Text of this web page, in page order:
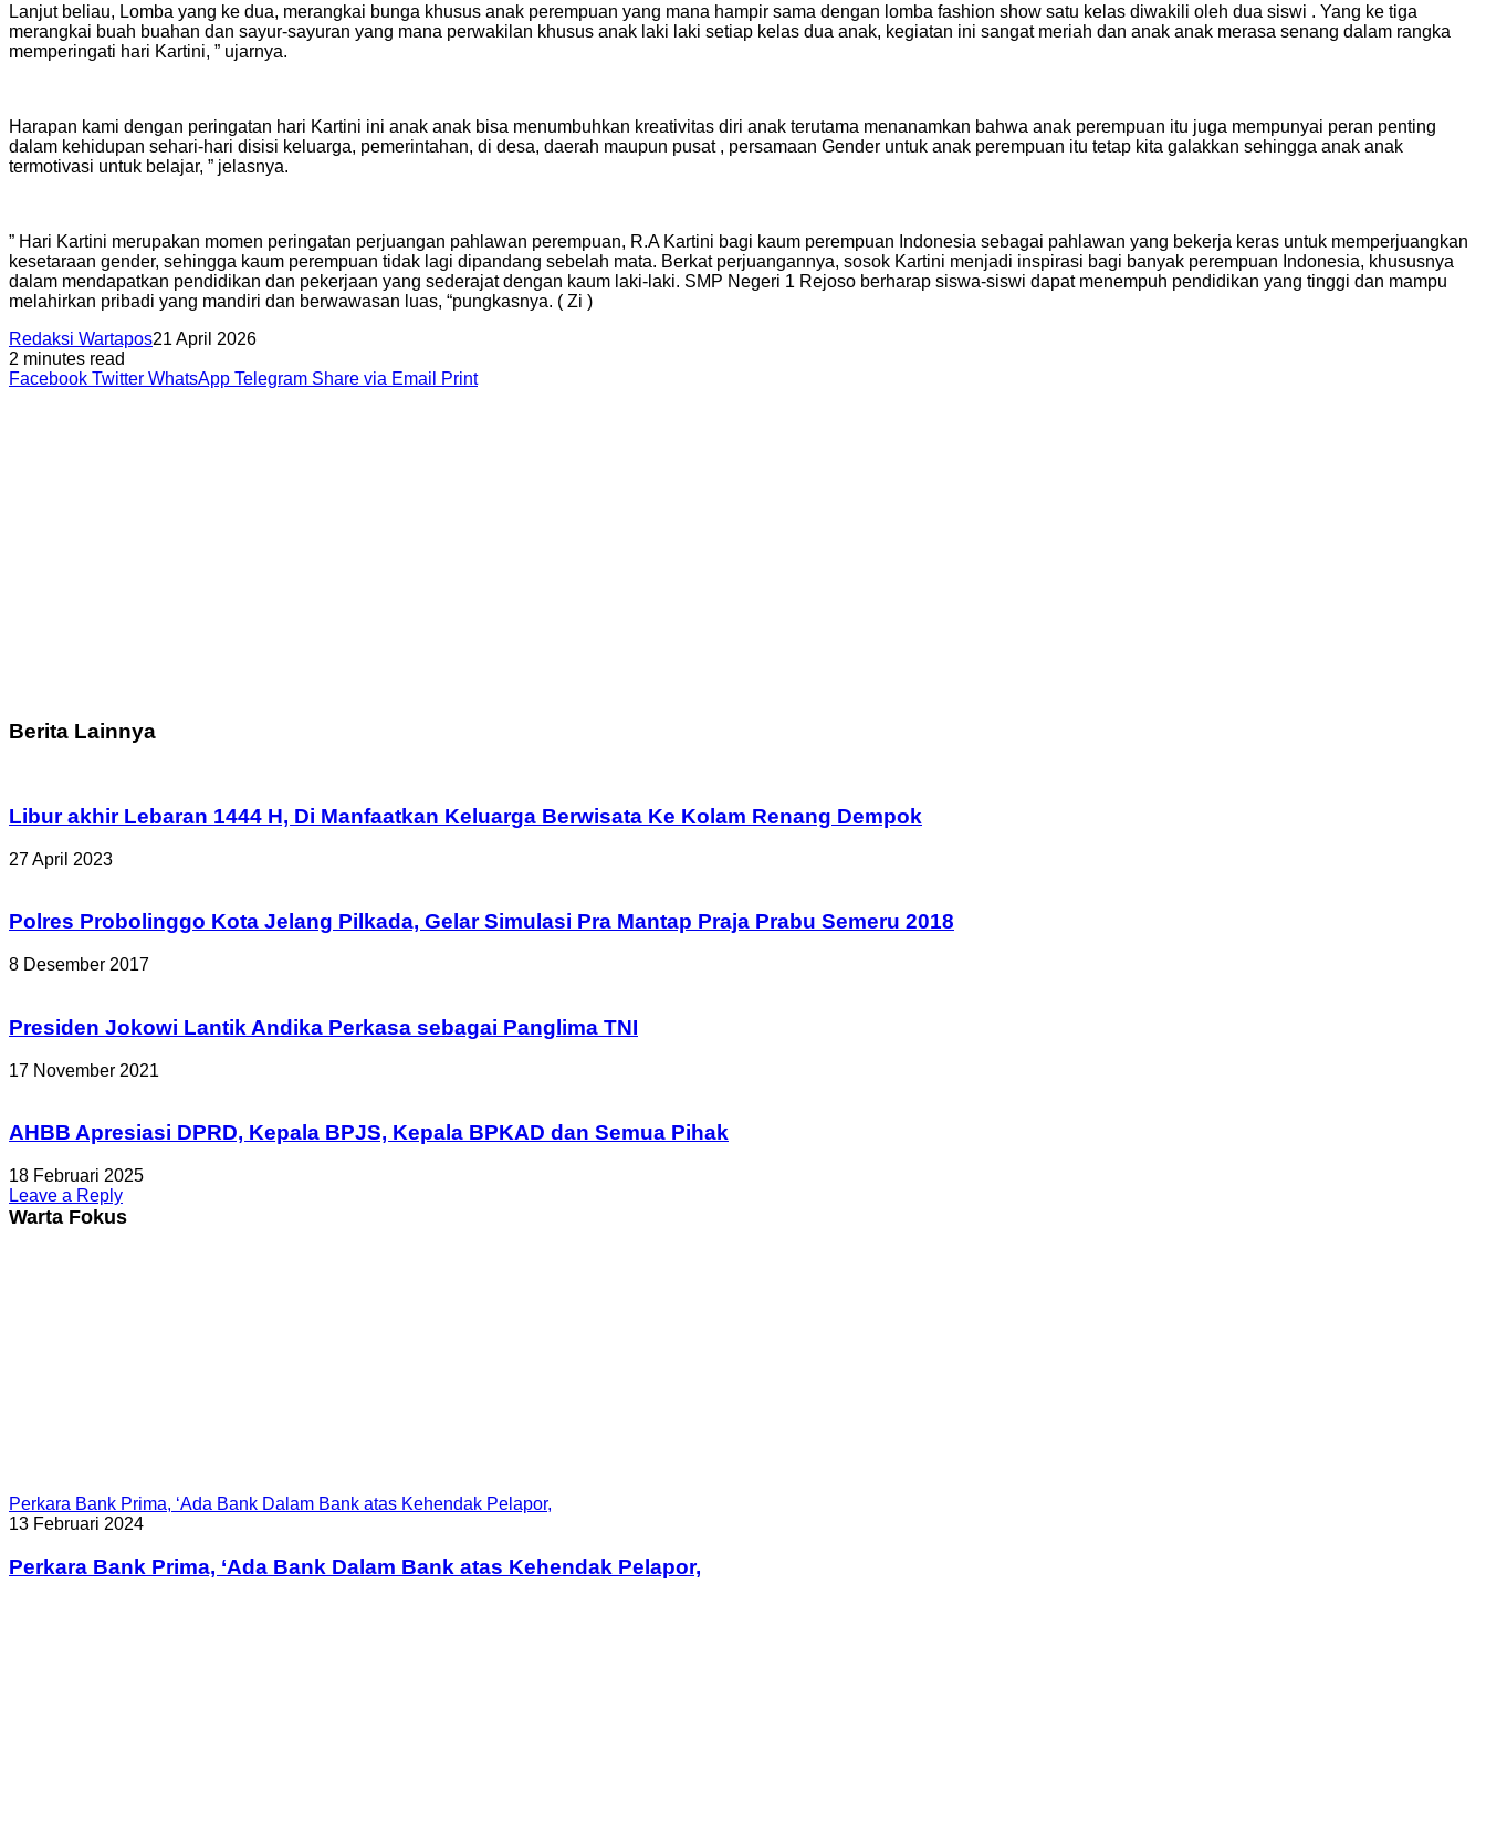
Lanjut beliau, Lomba yang ke dua, merangkai bunga khusus anak perempuan yang mana hampir sama dengan lomba fashion show satu kelas diwakili oleh dua siswi . Yang ke tiga
merangkai buah buahan dan sayur-sayuran yang mana perwakilan khusus anak laki laki setiap kelas dua anak, kegiatan ini sangat meriah dan anak anak merasa senang dalam rangka
memperingati hari Kartini, ” ujarnya.
Harapan kami dengan peringatan hari Kartini ini anak anak bisa menumbuhkan kreativitas diri anak terutama menanamkan bahwa anak perempuan itu juga mempunyai peran penting
dalam kehidupan sehari-hari disisi keluarga, pemerintahan, di desa, daerah maupun pusat , persamaan Gender untuk anak perempuan itu tetap kita galakkan sehingga anak anak
termotivasi untuk belajar, ” jelasnya.
” Hari Kartini merupakan momen peringatan perjuangan pahlawan perempuan, R.A Kartini bagi kaum perempuan Indonesia sebagai pahlawan yang bekerja keras untuk memperjuangkan
kesetaraan gender, sehingga kaum perempuan tidak lagi dipandang sebelah mata. Berkat perjuangannya, sosok Kartini menjadi inspirasi bagi banyak perempuan Indonesia, khususnya
dalam mendapatkan pendidikan dan pekerjaan yang sederajat dengan kaum laki-laki. SMP Negeri 1 Rejoso berharap siswa-siswi dapat menempuh pendidikan yang tinggi dan mampu
melahirkan pribadi yang mandiri dan berwawasan luas, “pungkasnya. ( Zi )
Redaksi Wartapos21 April 2026
2 minutes read
Facebook Twitter WhatsApp Telegram Share via Email Print
Berita Lainnya
Libur akhir Lebaran 1444 H, Di Manfaatkan Keluarga Berwisata Ke Kolam Renang Dempok
27 April 2023
Polres Probolinggo Kota Jelang Pilkada, Gelar Simulasi Pra Mantap Praja Prabu Semeru 2018
8 Desember 2017
Presiden Jokowi Lantik Andika Perkasa sebagai Panglima TNI
17 November 2021
AHBB Apresiasi DPRD, Kepala BPJS, Kepala BPKAD dan Semua Pihak
18 Februari 2025
Leave a Reply
Warta Fokus
Perkara Bank Prima, ‘Ada Bank Dalam Bank atas Kehendak Pelapor,
13 Februari 2024
Perkara Bank Prima, ‘Ada Bank Dalam Bank atas Kehendak Pelapor,